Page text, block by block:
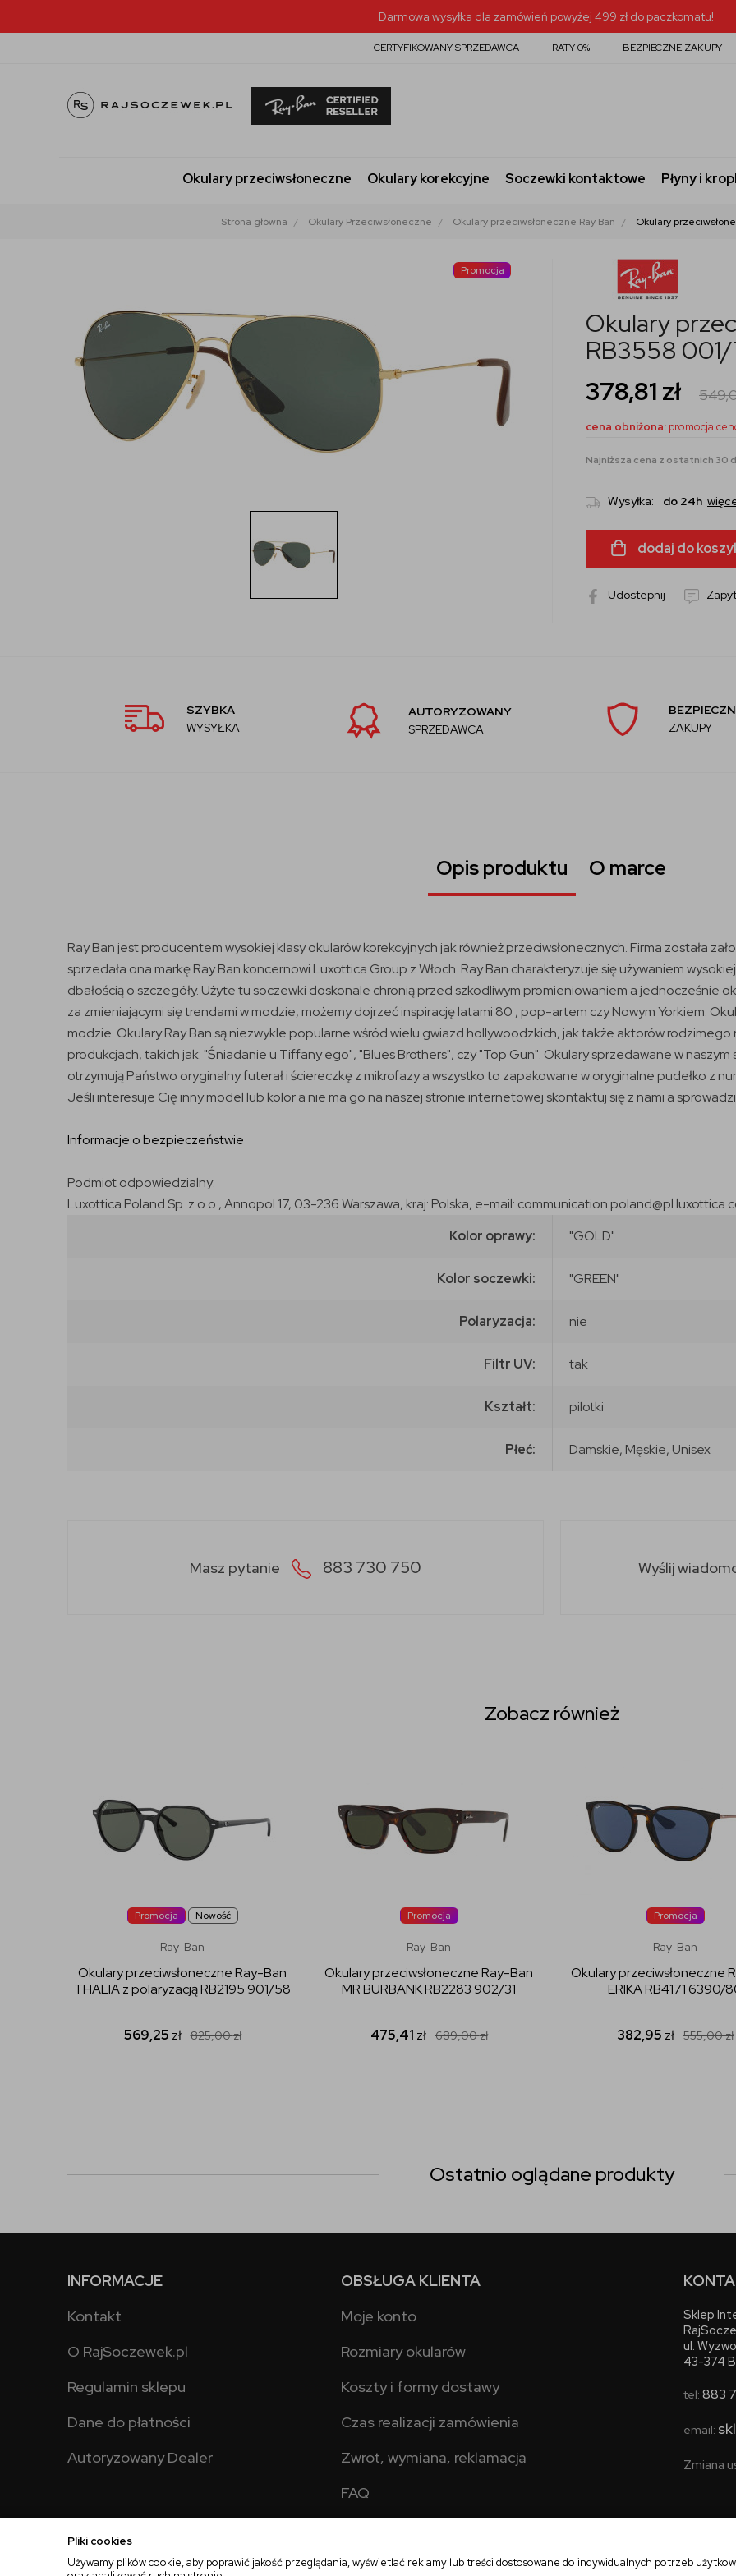
Pliki cookies
Używamy plików cookie, aby poprawić jakość przeglądania, wyświetlać reklamy lub treści dostosowane do indywidualnych potrzeb
Darmowa wysyłka dla zamówień powyżej 499 zł do paczkomatu!
CERTYFIKOWANY SPRZEDAWCA RATY 0% BEZPIECZNE ZAKUPY
Okulary przeciwsłoneczne Okulary korekcyjne Soczewki kontaktowe Płyny i
Strona główna Okulary Przeciwsłoneczne Okulary przeciwsłoneczne Ray Ban Okulary
Promocja
Okulary
RB3558
378,81 zł
cena obniżona: promocja
Najniższa cena z ostatnich 30
Wysyłka: do 24h
dodaj do
Udostepnij
SZYBKA
WYSYŁKA
AUTORYZOWANY
SPRZEDAWCA
ZAKUPY
Opis produktu O marce
Ray Ban jest producentem wysokiej klasy okularów korekcyjnych jak również przeciwsłonecznych. Firma została
sprzedała ona markę Ray Ban koncernowi Luxottica Group z Włoch. Ray Ban charakteryzuje się używaniem
dbałością o szczegóły. Użyte tu soczewki doskonale chronią przed szkodliwym promieniowaniem a jednocześnie
za zmieniającymi się trendami w modzie, możemy dojrzeć inspirację latami 80 , pop-artem czy Nowym Yorkiem.
modzie. Okulary Ray Ban są niezwykle popularne wśród wielu gwiazd hollywoodzkich, jak także aktorów
produkcjach, takich jak: "Śniadanie u Tiffany ego", "Blues Brothers", czy "Top Gun". Okulary sprzedawane w naszym
otrzymują Państwo oryginalny futerał i ściereczkę z mikrofazy a wszystko to zapakowane w oryginalne pudełko z
Jeśli interesuje Cię inny model lub kolor a nie ma go na naszej stronie internetowej skontaktuj się z nami a
Informacje o bezpieczeństwie
Podmiot odpowiedzialny:
Luxottica Poland Sp. z o.o., Annopol 17, 03-236 Warszawa, kraj: Polska, e-mail:
Kolor oprawy:
"GOLD"
Kolor soczewki: "GREEN"
Polaryzacja: nie
Filtr UV: tak
Kształt: pilotki
Płeć: Damskie, Męskie, Unisex
Masz pytanie 883 730 750 Wyślij
Zobacz również
Promocja Nowość
Ray-Ban
Okulary przeciwsłoneczne Ray-Ban
THALIA z polaryzacją RB2195 901/58
569,25 zł 825,00zł
Promocja
Ray-Ban
Okulary przeciwsłoneczne Ray-Ban
MR BURBANK RB2283 902/31
475,41 zł 689,00zł
Promocja
Ray-Ban
Okulary przeciwsłoneczne
ERIKA RB4171 6390/
382,95 zł 555,00zł
Ostatnio oglądane produkty
INFORMACJE
Kontakt
O RajSoczewek.pl
Regulamin sklepu
Dane do płatności
Autoryzowany Dealer
OBSŁUGA KLIENTA
Moje konto
Rozmiary okularów
Koszty i formy dostawy
Czas realizacji zamówienia
Zwrot, wymiana, reklamacja
FAQ
Sklep
ul.
43-374
tel: 883
email:
Zmiana